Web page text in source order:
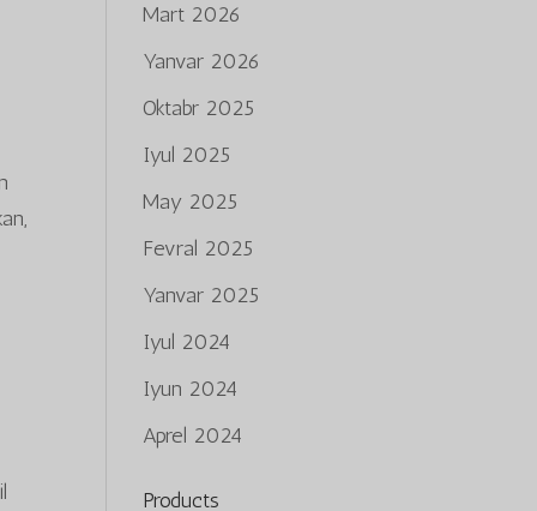
Mart 2026
Yanvar 2026
Oktabr 2025
Iyul 2025
May 2025
Fevral 2025
Yanvar 2025
Iyul 2024
Iyun 2024
Aprel 2024
Products